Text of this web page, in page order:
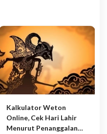
Kalkulator Weton
Online, Cek Hari Lahir
Menurut Penanggalan